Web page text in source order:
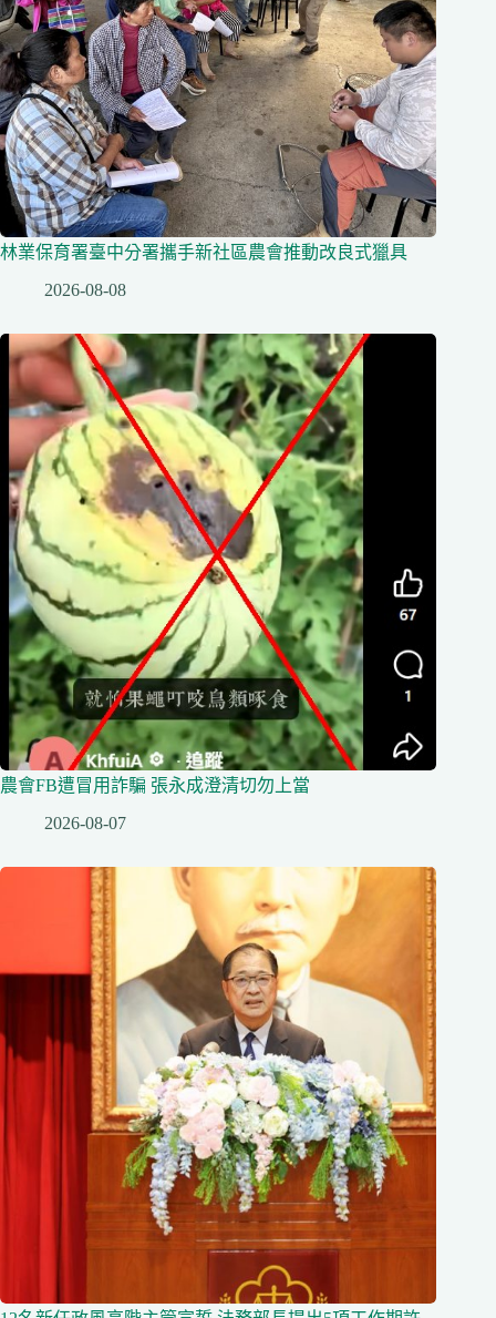
林業保育署臺中分署攜手新社區農會推動改良式獵具
2026-08-08
農會FB遭冒用詐騙 張永成澄清切勿上當
2026-08-07